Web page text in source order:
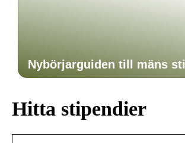
Nybörjarguiden till mäns stil
Hitta stipendier